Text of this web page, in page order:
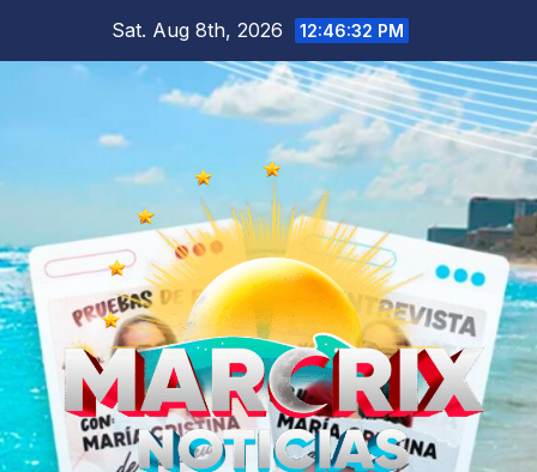
Sat. Aug 8th, 2026 12:46:33 PM